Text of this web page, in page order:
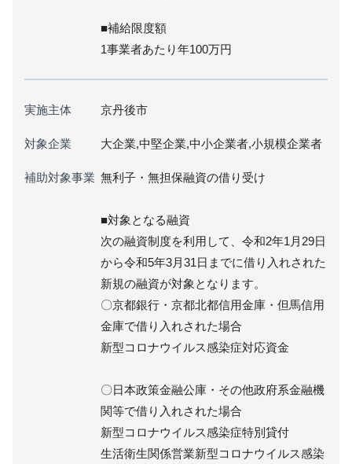
■補給限度額
1事業者あたり年100万円
実施主体 京丹後市
対象企業 大企業,中堅企業,中小企業者,小規模企業者
補助対象事業 無利子・無担保融資の借り受け
■対象となる融資
次の融資制度を利用して、令和2年1月29日
から令和5年3月31日までに借り入れされた
新規の融資が対象となります。
〇京都銀行・京都北都信用金庫・但馬信用
金庫で借り入れされた場合
新型コロナウイルス感染症対応資金
〇日本政策金融公庫・その他政府系金融機
関等で借り入れされた場合
新型コロナウイルス感染症特別貸付
生活衛生関係営業新型コロナウイルス感染